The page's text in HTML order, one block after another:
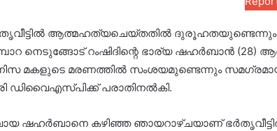
ആത്മഹത്യചെയ്തതിൽ
നെടുങ്ങോട് റംഷിദിന്റെ ഭാര്യ ഷഹർബാൻ (28)
മകളുടെ മരണത്തിൽ സംശയമുണ്ടെന്നും
ഡിവൈഎസ്‌പിക്ക് പരാതിനൽകി.
ഷഹർബാനെ കഴിഞ്ഞ ഞായറാഴ്ചയാണ്